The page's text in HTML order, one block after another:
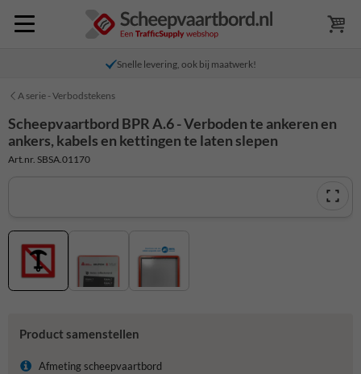
Snelle levering, ook bij maatwerk!
A serie - Verbodstekens
Scheepvaartbord BPR A.6 - Verboden te ankeren en
ankers, kabels en kettingen te laten slepen
Art.nr. SBSA.01170
Product samenstellen
Afmeting scheepvaartbord